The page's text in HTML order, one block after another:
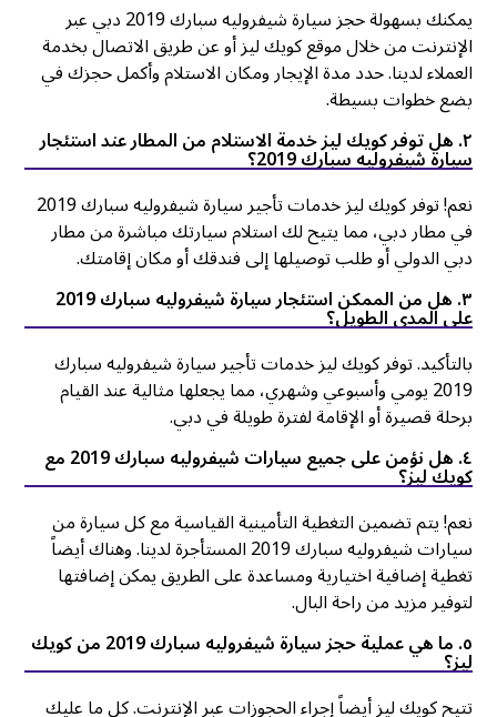
يمكنك بسهولة حجز سيارة شيفروليه سبارك 2019 دبي عبر
الإنترنت من خلال موقع كويك ليز أو عن طريق الاتصال بخدمة
العملاء لدينا. حدد مدة الإيجار ومكان الاستلام وأكمل حجزك في
بضع خطوات بسيطة.
۲. هل توفر كويك ليز خدمة الاستلام من المطار عند استئجار
سيارة شيفروليه سبارك 2019؟
نعم! توفر كويك ليز خدمات تأجير سيارة شيفروليه سبارك 2019
في مطار دبي، مما يتيح لك استلام سيارتك مباشرة من مطار
دبي الدولي أو طلب توصيلها إلى فندقك أو مكان إقامتك.
۳. هل من الممكن استئجار سيارة شيفروليه سبارك 2019
على المدى الطويل؟
بالتأكيد. توفر كويك ليز خدمات تأجير سيارة شيفروليه سبارك
2019 يومي وأسبوعي وشهري، مما يجعلها مثالية عند القيام
برحلة قصيرة أو الإقامة لفترة طويلة في دبي.
٤. هل نؤمن على جميع سيارات شيفروليه سبارك 2019 مع
كويك ليز؟
نعم! يتم تضمين التغطية التأمينية القياسية مع كل سيارة من
سيارات شيفروليه سبارك 2019 المستأجرة لدينا. وهناك أيضاً
تغطية إضافية اختيارية ومساعدة على الطريق يمكن إضافتها
لتوفير مزيد من راحة البال.
٥. ما هي عملية حجز سيارة شيفروليه سبارك 2019 من كويك
ليز؟
تتيح كويك ليز أيضاً إجراء الحجوزات عبر الإنترنت. كل ما عليك